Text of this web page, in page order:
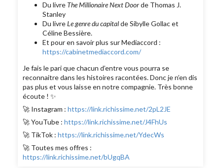
Du livre The Millionaire Next Doorde Thomas J.
Stanley
Du livreLe genre du capitalde Sibylle Gollac et
Céline Bessière.
Et pour en savoir plus sur Mediaccord :
https://cabinetmediaccord.com/
Je fais le pari que chacun d’entre vous pourra se
reconnaitre dans les histoires racontées. Donc je n’en dis
pas plus et vous laisse en notre compagnie. Très bonne
écoute ! ✨
🚀 Instagram :https://link.richissime.net/2pL2JE
🚀 YouTube :https://link.richissime.net/J4FhUs
🚀 TikTok :https://link.richissime.net/YdecWs
🚀 Toutes mes offres :
https://link.richissime.net/bUgqBA